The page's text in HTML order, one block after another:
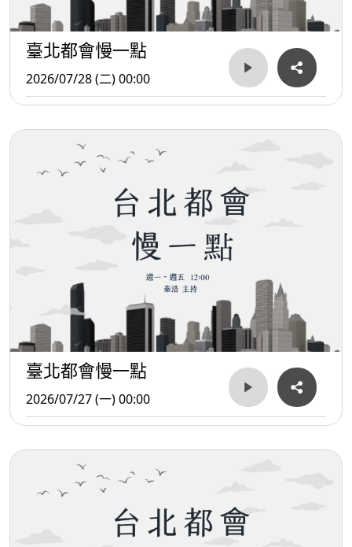
臺北都會慢一點
2026/07/28 (二) 00:00
臺北都會慢一點
2026/07/27 (一) 00:00